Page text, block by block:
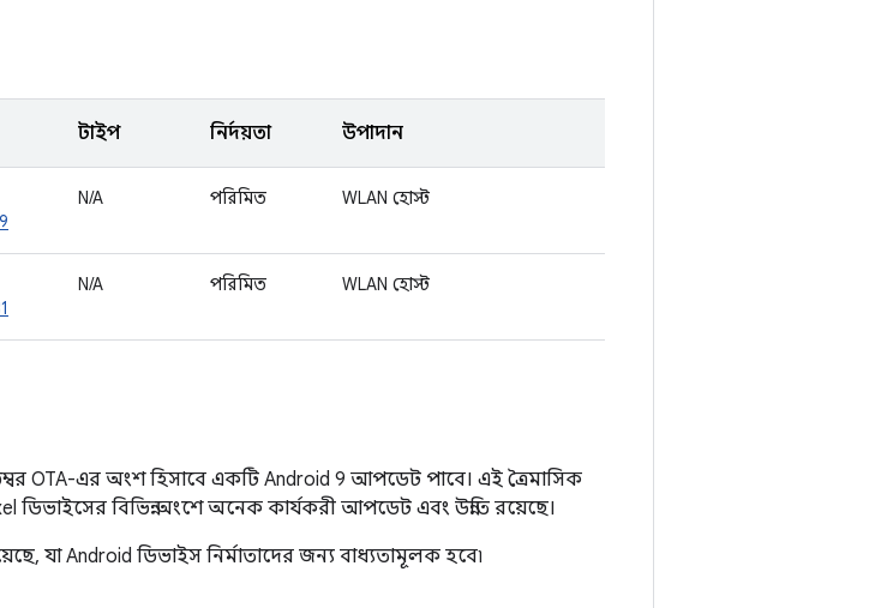
টাইপ নির্দয়তা উপাদান
N/A পরিমিত WLAN হোস্ট
N/A পরিমিত WLAN হোস্ট
OTA-এর অংশ হিসাবে একটি Android 9 আপডেট পাবে। এই ত্রৈমাসিক
ডিভাইসের বিভিন্ন অংশে অনেক কার্যকরী আপডেট এবং উন্নতি রয়েছে।
যা Android ডিভাইস নির্মাতাদের জন্য বাধ্যতামূলক হবে৷